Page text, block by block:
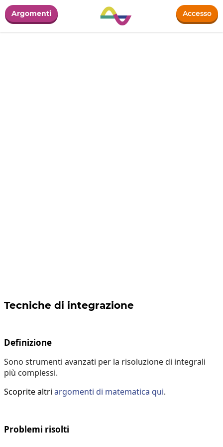
Argomenti Accesso
Tecniche di integrazione
Definizione
Sono strumenti avanzati per la risoluzione di integrali
più complessi.
Scoprite altri argomenti di matematica qui.
Problemi risolti